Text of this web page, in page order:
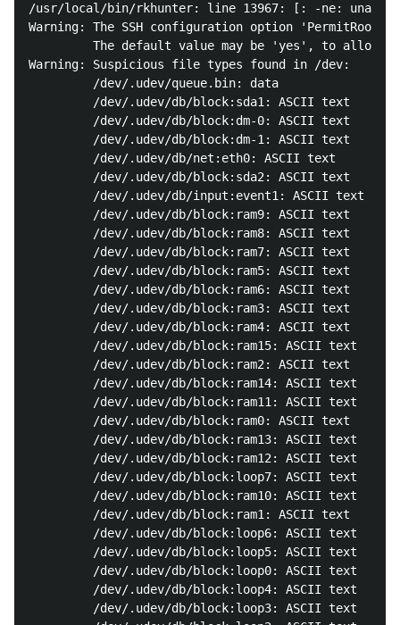
/usr/local/bin/rkhunter: line 13967: [: -ne: unary
Warning: The SSH configuration option
The default value may be 'yes', to allow
Warning: Suspicious file types found in /dev:
         /dev/.udev/queue.bin: data
         /dev/.udev/db/block:sda1: ASCII text
         /dev/.udev/db/block:dm-0: ASCII text
         /dev/.udev/db/block:dm-1: ASCII text
         /dev/.udev/db/net:eth0: ASCII text
         /dev/.udev/db/block:sda2: ASCII text
         /dev/.udev/db/input:event1: ASCII text
         /dev/.udev/db/block:ram9: ASCII text
         /dev/.udev/db/block:ram8: ASCII text
         /dev/.udev/db/block:ram7: ASCII text
         /dev/.udev/db/block:ram5: ASCII text
         /dev/.udev/db/block:ram6: ASCII text
         /dev/.udev/db/block:ram3: ASCII text
         /dev/.udev/db/block:ram4: ASCII text
         /dev/.udev/db/block:ram15: ASCII text
         /dev/.udev/db/block:ram2: ASCII text
         /dev/.udev/db/block:ram14: ASCII text
         /dev/.udev/db/block:ram11: ASCII text
         /dev/.udev/db/block:ram0: ASCII text
         /dev/.udev/db/block:ram13: ASCII text
         /dev/.udev/db/block:ram12: ASCII text
         /dev/.udev/db/block:loop7: ASCII text
         /dev/.udev/db/block:ram10: ASCII text
         /dev/.udev/db/block:ram1: ASCII text
         /dev/.udev/db/block:loop6: ASCII text
         /dev/.udev/db/block:loop5: ASCII text
         /dev/.udev/db/block:loop0: ASCII text
         /dev/.udev/db/block:loop4: ASCII text
         /dev/.udev/db/block:loop3: ASCII text